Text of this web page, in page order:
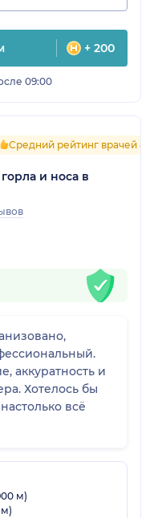
+ 200
09:00
Средний рейтинг врачей 4.5
и носа в
аккуратность и
Хотелось бы
всё
м)